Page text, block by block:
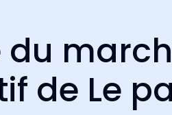
du
de Le